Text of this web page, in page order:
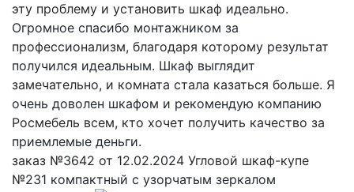
эту проблему и установить шкаф идеально.
Огромное спасибо монтажником за
профессионализм, благодаря которому результат
получился идеальным. Шкаф выглядит
замечательно, и комната стала казаться больше. Я
очень доволен шкафом и рекомендую компанию
Росмебель всем, кто хочет получить качество за
приемлемые деньги.
заказ №3642 от 12.02.2024 Угловой шкаф-купе
№231 компактный с узорчатым зеркалом